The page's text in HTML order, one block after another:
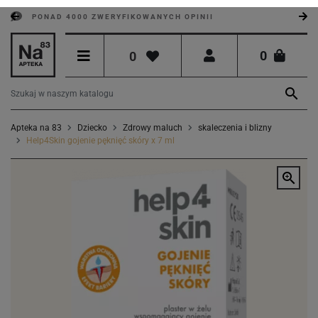
PONAD 4000 ZWERYFIKOWANYCH OPINII
0 0

Apteka na 83 Dziecko Zdrowy maluch
skaleczenia i blizny
Help4Skin gojenie pęknięć skóry x 7 ml
